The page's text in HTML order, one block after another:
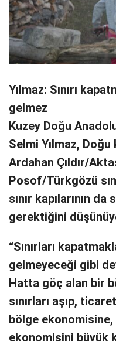
Yılmaz: Sınırı
gelmez
Kuzey Doğu
Selmi Yılmaz, Doğu
Ardahan Çıldır/
Posof/Türkgözü
sınır kapılarının
gerektiğini
“Sınırları
gelmeyeceği gibi
Hatta göç alan bir
sınırları aşıp,
bölge
ekonomisini büyük